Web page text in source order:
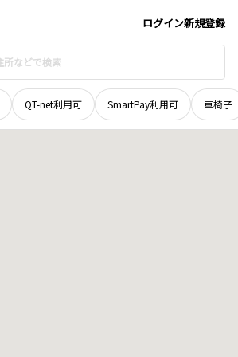
ログイン新規登録
QT-net利用可 SmartPay利用可 車椅子